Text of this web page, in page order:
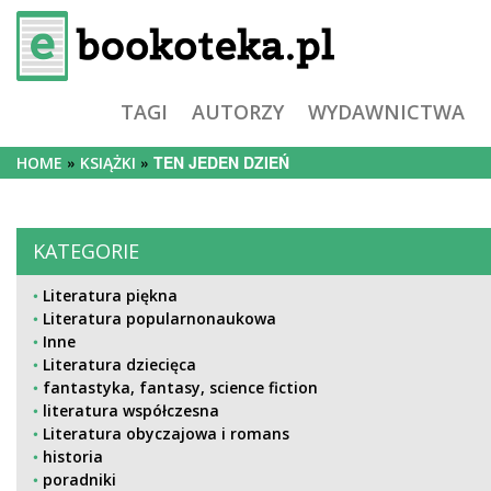
TAGI AUTORZY WYDAWNICTWA
HOME KSIĄŻKI TEN JEDEN DZIEŃ
KATEGORIE
Literatura piękna
Literatura popularnonaukowa
Inne
Literatura dziecięca
fantastyka, fantasy, science fiction
literatura współczesna
Literatura obyczajowa i romans
historia
poradniki